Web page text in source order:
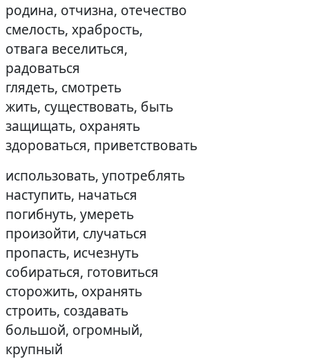
родина, отчизна, отечество
смелость, храбрость,
отвага веселиться,
радоваться
глядеть, смотреть
жить, существовать, быть
защищать, охранять
здороваться, приветствовать
использовать, употреблять
наступить, начаться
погибнуть, умереть
произойти, случаться
пропасть, исчезнуть
собираться, готовиться
сторожить, охранять
строить, создавать
большой, огромный,
крупный